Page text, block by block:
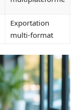
Exportation
multi-format